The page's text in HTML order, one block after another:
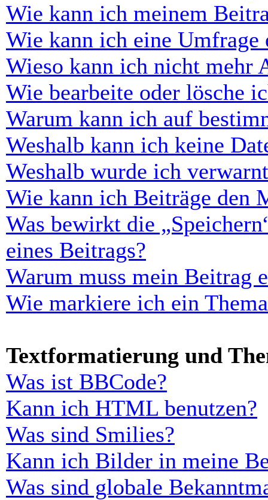
Wie kann ich meinem
Wie kann ich eine Umfrage
Wieso kann ich nicht mehr
Wie bearbeite oder lösche
Warum kann ich auf
Weshalb kann ich keine
Weshalb wurde ich
Wie kann ich Beiträge den
Was bewirkt die
eines Beitrags?
Warum muss mein Beitrag
Wie markiere ich ein
Textformatierung und
Was ist BBCode?
Kann ich HTML benutzen?
Was sind Smilies?
Kann ich Bilder in meine
Was sind globale